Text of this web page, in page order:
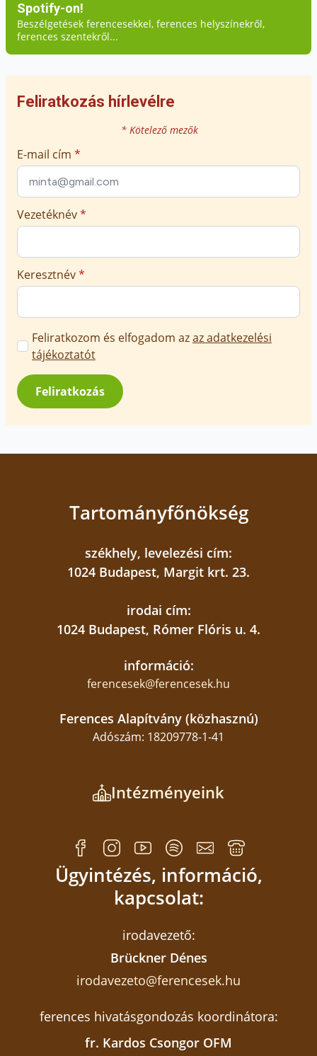
Spotify-on!
Beszélgetések ferencesekkel, ferences helyszínekről,
ferences szentekről...
Feliratkozás hírlevélre
* Kötelező mezők
E-mail cím *
Vezetéknév*
Keresztnév*
Marketing
üzenetek
jóváhagyása
*
Feliratkozom és elfogadom azaz adatkezelési
tájékoztatót
Feliratkozás
Tartományfőnökség
székhely, levelezési cím:
1024 Budapest, Margit krt. 23.
irodai cím:
1024 Budapest, Rómer Flóris u. 4.
információ:
ferencesek@ferencesek.hu
Ferences Alapítvány (közhasznú)
Adószám: 18209778-1-41
Intézményeink
Ügyintézés, információ,
kapcsolat:
irodavezető:
Brückner Dénes
irodavezeto@ferencesek.hu
ferences hivatásgondozás koordinátora:
fr. Kardos Csongor OFM